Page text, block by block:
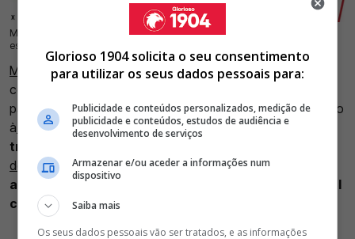
Marco Silva abordou o favoritismo do Benfica, o dossiê de António Silva, as
escolhas na convocatória e ausências frente ao St. Gallen
22 Jul 2026 | 19:37 |
Marco Silva realizou, esta quarta-feira, dia 22 de julho, a
conferência de antevisão ao St. Gallen - Benfica, válido
para a primeira mão da segunda pré-eliminatória de acesso
à Liga Europa, que se disputa amanhã, pelas 19h00.
treinador das águias abordou o favoritismo,
de António Silva, as escolhas na convocatória,
ausências, entre vários outros temas de mercado, tal
como João Palhinha
Glorioso 1904 solicita o seu consentimento
para utilizar os seus dados pessoais para:
Publicidade e conteúdos personalizados, medição de
publicidade e conteúdos, estudos de audiência e
desenvolvimento de serviços
Armazenar e/ou aceder a informações num
dispositivo
Saiba mais
Os seus dados pessoais vão ser tratados, e as informações